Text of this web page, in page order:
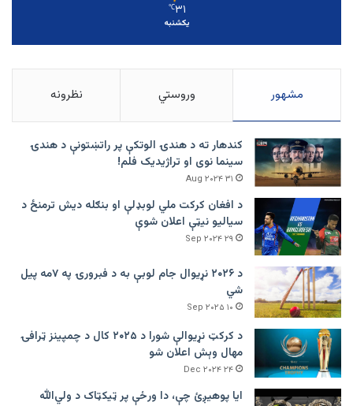
۳۱℃
یکشنبه
مشهور وروستي نظرونه
کندهار ته د هندۍ الوتکې پر راتښتونې د هندۍ
سینما نوی او تراژيديک فلم!
۳۱ Aug ۲۰۲۴
د افغان کرکت ملي لوبډلې او بنګله دیش ترمنځ د
سیالیو نیټې اعلان شوې
۲۹ Sep ۲۰۲۴
د ۲۰۲۶ نړیوال جام لوبې به د فبرورۍ په ۷مه پیل
شي
۱۰ Sep ۲۰۲۵
د کرکټ نړیوالې شورا د ۲۰۲۵ کال د چمپینز ټرافۍ
مهال وېش اعلان شو
۲۴ Dec ۲۰۲۴
ایا پوهیږئ چې، دا ورځې پر ټيکټاک د ولي‌الله